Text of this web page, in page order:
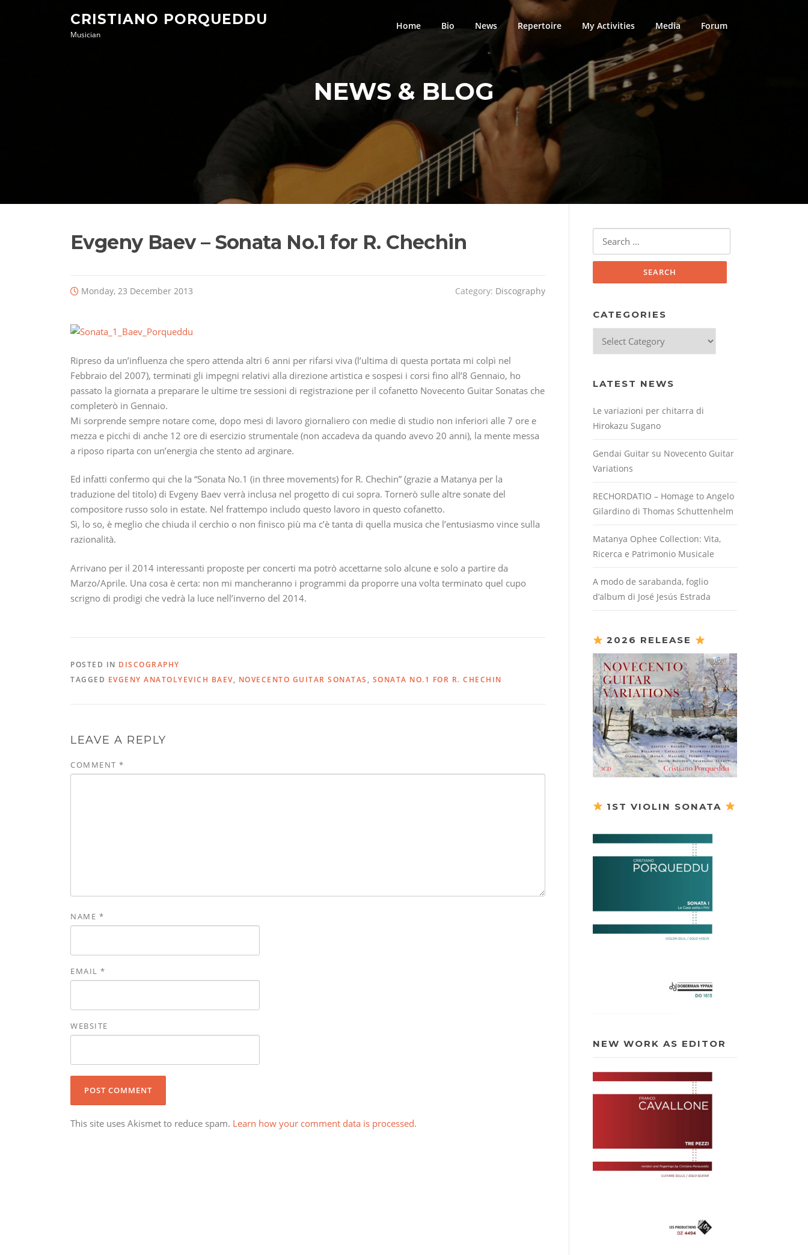
CRISTIANO PORQUEDDU
Musician
Home Bio News Repertoire My Activities Media Forum
NEWS & BLOG
Evgeny Baev – Sonata No.1 for R. Chechin
Monday, 23 December 2013 Category: Discography
Ripreso da un’influenza che spero attenda altri 6 anni per rifarsi viva (l’ultima di questa portata mi colpì nel
Febbraio del 2007), terminati gli impegni relativi alla direzione artistica e sospesi i corsi fino all’8 Gennaio, ho
passato la giornata a preparare le ultime tre sessioni di registrazione per il cofanetto Novecento Guitar Sonatas che
completerò in Gennaio.
Mi sorprende sempre notare come, dopo mesi di lavoro giornaliero con medie di studio non inferiori alle 7 ore e
mezza e picchi di anche 12 ore di esercizio strumentale (non accadeva da quando avevo 20 anni), la mente messa
a riposo riparta con un’energia che stento ad arginare.
Ed infatti confermo qui che la “Sonata No.1 (in three movements) for R. Chechin” (grazie a Matanya per la
traduzione del titolo) di Evgeny Baev verrà inclusa nel progetto di cui sopra. Tornerò sulle altre sonate del
compositore russo solo in estate. Nel frattempo includo questo lavoro in questo cofanetto.
Sì, lo so, è meglio che chiuda il cerchio o non finisco più ma c’è tanta di quella musica che l’entusiasmo vince sulla
razionalità.
Arrivano per il 2014 interessanti proposte per concerti ma potrò accettarne solo alcune e solo a partire da
Marzo/Aprile. Una cosa è certa: non mi mancheranno i programmi da proporre una volta terminato quel cupo
scrigno di prodigi che vedrà la luce nell’inverno del 2014.
POSTED IN DISCOGRAPHY
TAGGED EVGENY ANATOLYEVICH BAEV, NOVECENTO GUITAR SONATAS , SONATA NO.1 FOR R. CHECHIN
LEAVE A REPLY
COMMENT *
NAME *
EMAIL *
WEBSITE
This site uses Akismet to reduce spam. Learn how your comment data is processed.
CATEGORIES
Categories
LATEST NEWS
Le variazioni per chitarra di
Hirokazu Sugano
Gendai Guitar su Novecento Guitar
Variations
RECHORDATIO – Homage to Angelo
Gilardino di Thomas Schuttenhelm
Matanya Ophee Collection: Vita,
Ricerca e Patrimonio Musicale
A modo de sarabanda, foglio
d’album di José Jesús Estrada
2026 RELEASE
1ST VIOLIN SONATA
NEW WORK AS EDITOR